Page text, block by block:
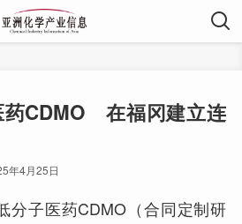
CDMO 在福冈建立连
年4月25日
子医药CDMO（合同定制研